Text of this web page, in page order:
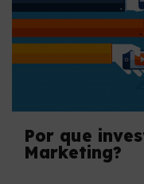
Por que
Marketing?